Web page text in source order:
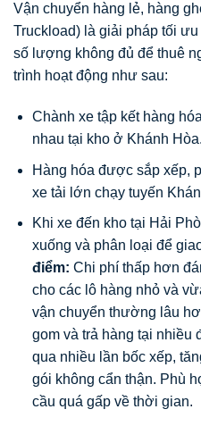
Vận chuyển hàng lẻ, hàng
Truckload) là giải pháp tối
số lượng không đủ để thuê
trình hoạt động như sau:
Chành xe tập kết hàng
nhau tại kho ở Khánh Hòa.
Hàng hóa được sắp xếp,
xe tải lớn chạy tuyến
Khi xe đến kho tại Hải
xuống và phân loại để
điểm: Chi phí thấp hơn
cho các lô hàng nhỏ và
vận chuyển thường lâu
gom và trả hàng tại nhiều
qua nhiều lần bốc xếp,
gói không cẩn thận. Phù
cầu quá gấp về thời gian.